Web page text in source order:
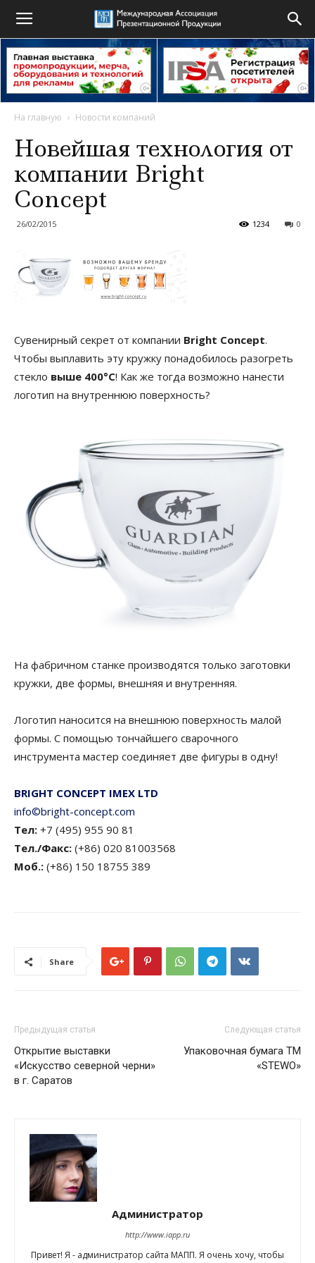
На главную Новости компаний
Новейшая технология от
компании Bright
Concept
26/02/2015 0
1234
Сувенирный секрет от компании Bright Concept.
Чтобы выплавить эту кружку понадобилось разогреть
стекло выше 400°C! Как же тогда возможно нанести
логотип на внутреннюю поверхность?
На фабричном станке производятся только заготовки
кружки, две формы, внешняя и внутренняя.
Логотип наносится на внешнюю поверхность малой
формы. С помощью тончайшего сварочного
инструмента мастер соединяет две фигуры в одну!
BRIGHT CONCEPT IMEX LTD
info©bright-concept.com
Тел: +7 (495) 955 90 81
Тел./Факс: (+86) 020 81003568
Моб.: (+86) 150 18755 389
Share
Предыдущая статья
Открытие выставки
«Искусство cеверной черни»
в г. Саратов
Следующая статья
Упаковочная бумага ТМ
«STEWO»
Администратор
http://www.iapp.ru
Привет! Я - администратор сайта МАПП. Я очень хочу, чтобы